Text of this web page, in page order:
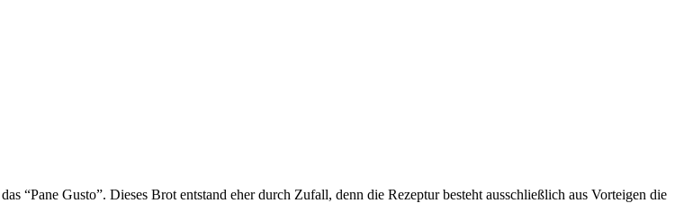
“Pane Gusto”. Dieses Brot entstand eher durch Zufall, denn die Rezeptur besteht ausschließlich aus Vorteigen die